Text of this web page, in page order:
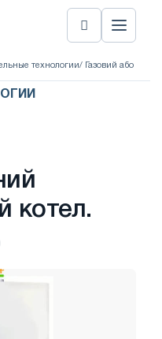
технологии/ Газовий або
котел.